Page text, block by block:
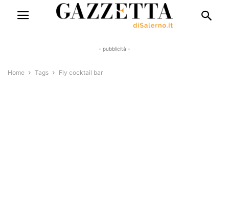
- pubblicità -
Home Tags Fly cocktail bar